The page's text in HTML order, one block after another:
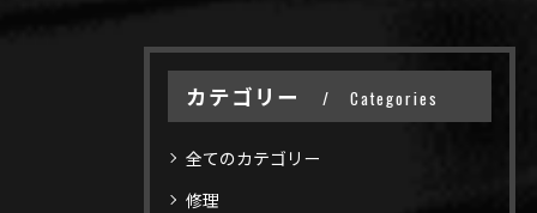
カテゴリー Categories
全てのカテゴリー
修理